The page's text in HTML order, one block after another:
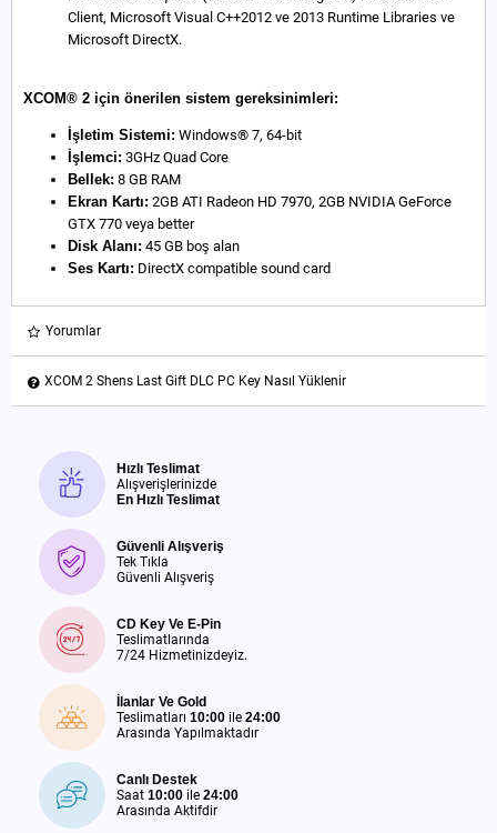
Client, Microsoft Visual C++2012 ve 2013 Runtime Libraries ve
Microsoft DirectX.
XCOM® 2 için önerilen sistem gereksinimleri:
İşletim Sistemi: Windows® 7, 64-bit
İşlemci: 3GHz Quad Core
Bellek: 8 GB RAM
Ekran Kartı: 2GB ATI Radeon HD 7970, 2GB NVIDIA GeForce
GTX 770 veya better
Disk Alanı: 45 GB boş alan
Ses Kartı: DirectX compatible sound card
Yorumlar
XCOM 2 Shens Last Gift DLC PC Key Nasıl Yüklenir
Hızlı Teslimat
Alışverişlerinizde
En Hızlı Teslimat
Güvenli Alışveriş
Tek Tıkla
Güvenli Alışveriş
CD Key Ve E-Pin
Teslimatlarında
7/24 Hizmetinizdeyiz.
İlanlar Ve Gold
Teslimatları 10:00 ile 24:00
Arasında Yapılmaktadır
Canlı Destek
Saat 10:00 ile 24:00
Arasında Aktifdir